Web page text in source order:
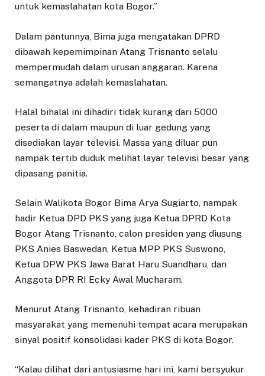
untuk kemaslahatan kota Bogor.”
Dalam pantunnya, Bima juga mengatakan DPRD
dibawah kepemimpinan Atang Trisnanto selalu
mempermudah dalam urusan anggaran. Karena
semangatnya adalah kemaslahatan.
Halal bihalal ini dihadiri tidak kurang dari 5000
peserta di dalam maupun di luar gedung yang
disediakan layar televisi. Massa yang diluar pun
nampak tertib duduk melihat layar televisi besar yang
dipasang panitia.
Selain Walikota Bogor Bima Arya Sugiarto, nampak
hadir Ketua DPD PKS yang juga Ketua DPRD Kota
Bogor Atang Trisnanto, calon presiden yang diusung
PKS Anies Baswedan, Ketua MPP PKS Suswono,
Ketua DPW PKS Jawa Barat Haru Suandharu, dan
Anggota DPR RI Ecky Awal Mucharam.
Menurut Atang Trisnanto, kehadiran ribuan
masyarakat yang memenuhi tempat acara merupakan
sinyal positif konsolidasi kader PKS di kota Bogor.
“Kalau dilihat dari antusiasme hari ini, kami bersyukur